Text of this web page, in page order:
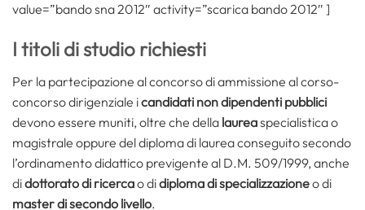
value=”bando sna 2012″ activity=”scarica bando 2012″ ]
I titoli di studio richiesti
Per la partecipazione al concorso di ammissione al corso-
concorso dirigenziale icandidati non dipendenti pubblici
devono essere muniti, oltre che della laureaspecialistica o
magistrale oppure del diploma di laurea conseguito secondo
l’ordinamento didattico previgente al D.M. 509/1999, anche
didottorato di ricercao didiploma di specializzazioneo di
master di secondo livello.